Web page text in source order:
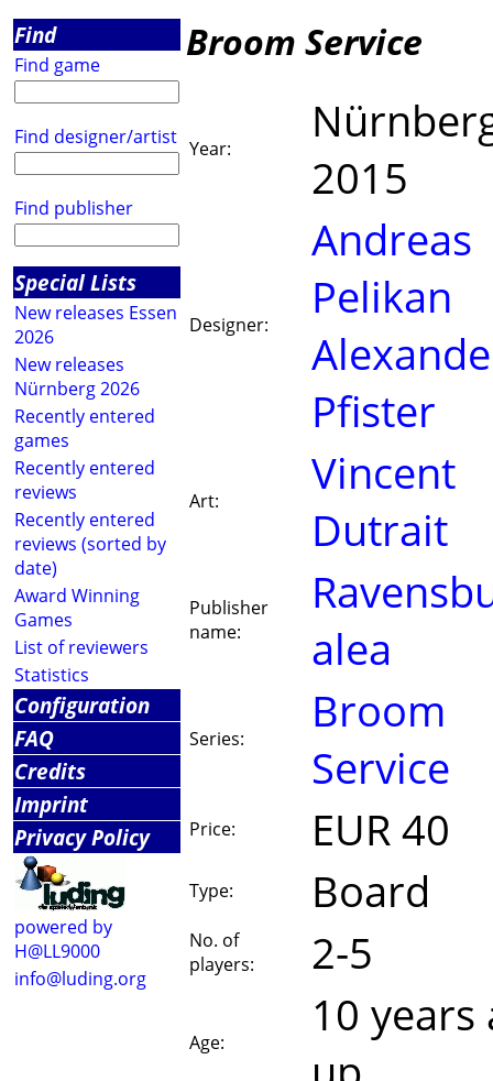
Find
Find game
Find designer/artist
Find publisher
Special Lists
New releases Essen
2026
New releases
Nürnberg 2026
Recently entered
games
Recently entered
reviews
Recently entered
reviews (sorted by
date)
Award Winning
Games
List of reviewers
Statistics
Configuration
FAQ
Credits
Imprint
Privacy Policy
powered by
H@LL9000
info@luding.org
Broom Service
Year:
2015
Designer:
Andreas
Pelikan
Pfister
Art:
Vincent
Dutrait
Publisher
name:
alea
Series:
Broom
Service
Price: EUR 40
Type: Board
No. of
players:
2-5
Age:
10 years